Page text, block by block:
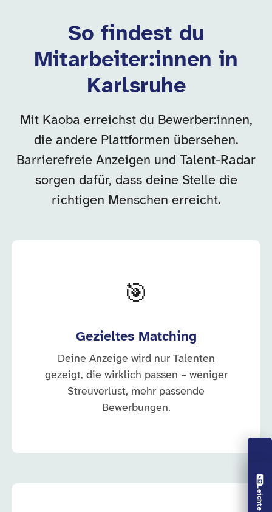
Vorlesen aus
So findest du
Mitarbeiter:innen in
Karlsruhe
Mit Kaoba erreichst du Bewerber:innen,
die andere Plattformen übersehen.
Barrierefreie Anzeigen und Talent-Radar
sorgen dafür, dass deine Stelle die
richtigen Menschen erreicht.
🎯
Gezieltes Matching
Deine Anzeige wird nur Talenten
gezeigt, die wirklich passen – weniger
Streuverlust, mehr passende
Bewerbungen.